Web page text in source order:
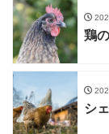
鶏
シ